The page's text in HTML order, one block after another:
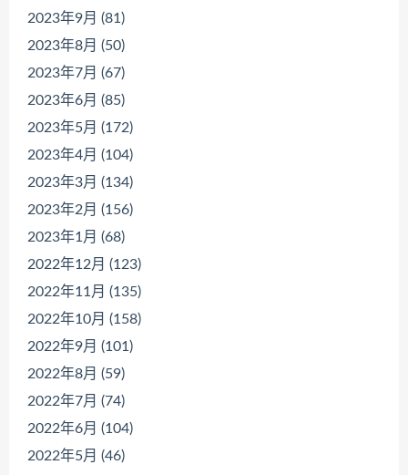
2023年9月 (81)
2023年8月 (50)
2023年7月 (67)
2023年6月 (85)
2023年5月 (172)
2023年4月 (104)
2023年3月 (134)
2023年2月 (156)
2023年1月 (68)
2022年12月 (123)
2022年11月 (135)
2022年10月 (158)
2022年9月 (101)
2022年8月 (59)
2022年7月 (74)
2022年6月 (104)
2022年5月 (46)